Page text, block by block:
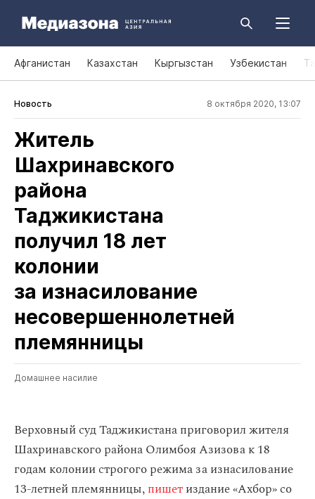
Афганистан Казахстан Кыргызстан Узбекистан
Новость 8 октября 2020, 13:07
Житель
Шахринавского
района
Таджикистана
получил 18 лет
колонии
за изнасилование
несовершеннолетней
племянницы
Домашнее насилие
Верховный суд Таджикистана приговорил жителя
Шахринавского района Олимбоя Азизова к 18
годам колонии строгого режима за изнасилование
13-летней племянницы,пишетиздание «Ахбор» со